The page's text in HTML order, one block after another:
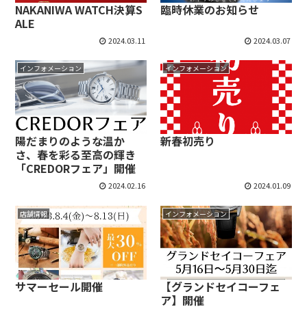
NAKANIWA WATCH決算S
ALE
2024.03.11
臨時休業のお知らせ
2024.03.07
インフォメーション
陽だまりのような温か
さ、春を彩る至高の輝き
「CREDORフェア」開催
2024.02.16
インフォメーション
新春初売り
2024.01.09
店舗情報
サマーセール開催
インフォメーション
【グランドセイコーフェ
ア】開催